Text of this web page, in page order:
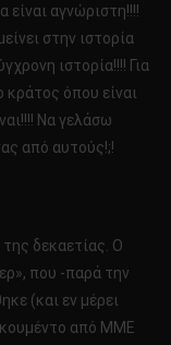
είναι αγνώριστη!!!!
στην ιστορία
ιστορία!!!! Για
όπου είναι
Να γελάσω
από αυτούς!;!
δεκαετίας. Ο
που -παρά την
(και εν μέρει
από ΜΜΕ